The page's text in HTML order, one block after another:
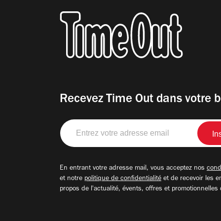
Recevez Time Out dans votre
Entrez
votre
adresse
En entrant votre adresse mail, vous acceptez nos
et notre politique de confidentialité et de recevoir les
propos de l'actualité, évents, offres et promotionnelles